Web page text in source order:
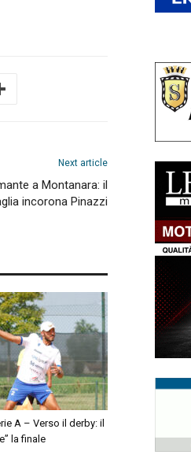
Next article
a Montanara: il
incorona Pinazzi
A – Verso il derby: il
la finale